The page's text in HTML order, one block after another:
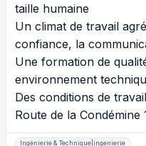
taille humaine
Un climat de travail
confiance, la
Une formation de
environnement
Des conditions de
Route de la Condémine
Ingénierie & Technique|ingenierie